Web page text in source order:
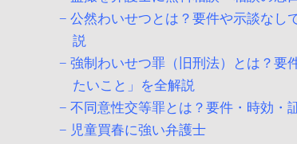
公然わいせつとは？要件や示談なし
説
強制わいせつ罪（旧刑法）とは？要
たいこと」を全解説
不同意性交等罪とは？要件・時効・
児童買春に強い弁護士